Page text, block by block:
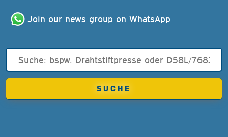
Join our news group on WhatsApp